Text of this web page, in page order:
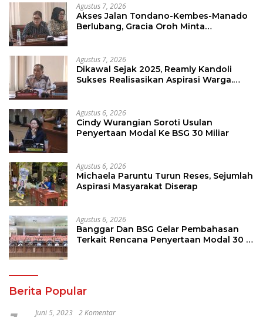
Agustus 7, 2026
Akses Jalan Tondano-Kembes-Manado
Berlubang, Gracia Oroh Minta
Agustus 7, 2026
Dikawal Sejak 2025, Reamly Kandoli
Sukses Realisasikan Aspirasi Warga.
Agustus 6, 2026
Cindy Wurangian Soroti Usulan
Penyertaan Modal Ke BSG 30 Miliar
Agustus 6, 2026
Michaela Paruntu Turun Reses, Sejumlah
Aspirasi Masyarakat Diserap
Agustus 6, 2026
Banggar Dan BSG Gelar Pembahasan
Terkait Rencana Penyertaan Modal 30 M
Berita Popular
Juni 5, 2023 2 Komentar